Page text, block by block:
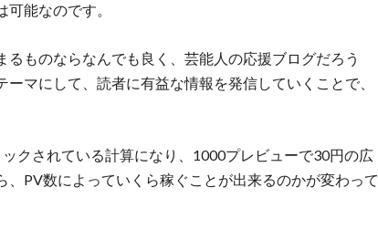
能なのです。
るものならなんでも良く、芸能人の応援ブログだろう
マにして、読者に有益な情報を発信していくことで、
クされている計算になり、1000プレビューで30円の広
、PV数によっていくら稼ぐことが出来るのかが変わって